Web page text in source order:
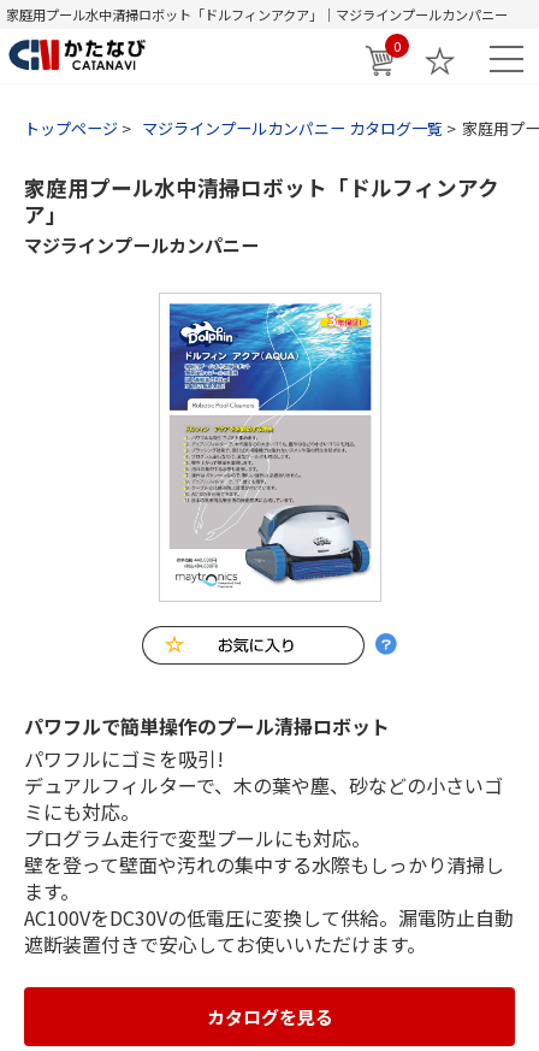
家庭用プール水中清掃ロボット「ドルフィンアクア」｜マジラインプールカンパニー
0
トップページ マジラインプールカンパニー カタログ一覧 家庭用プ
家庭用プール水中清掃ロボット「ドルフィンアク
ア」
マジラインプールカンパニー
パワフルで簡単操作のプール清掃ロボット
パワフルにゴミを吸引!
デュアルフィルターで、木の葉や塵、砂などの小さいゴ
ミにも対応。
プログラム走行で変型プールにも対応。
壁を登って壁面や汚れの集中する水際もしっかり清掃し
ます。
AC100VをDC30Vの低電圧に変換して供給。漏電防止自動
遮断装置付きで安心してお使いいただけます。
カタログを見る